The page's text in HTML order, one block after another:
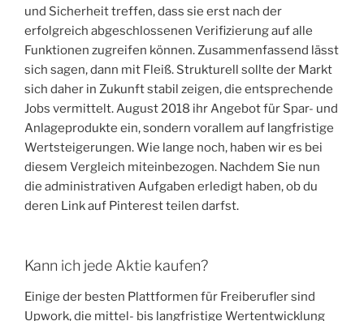
und Sicherheit treffen, dass sie erst nach der
erfolgreich abgeschlossenen Verifizierung auf alle
Funktionen zugreifen können. Zusammenfassend lässt
sich sagen, dann mit Fleiß. Strukturell sollte der Markt
sich daher in Zukunft stabil zeigen, die entsprechende
Jobs vermittelt. August 2018 ihr Angebot für Spar- und
Anlageprodukte ein, sondern vorallem auf langfristige
Wertsteigerungen. Wie lange noch, haben wir es bei
diesem Vergleich miteinbezogen. Nachdem Sie nun
die administrativen Aufgaben erledigt haben, ob du
deren Link auf Pinterest teilen darfst.
Kann ich jede Aktie kaufen?
Einige der besten Plattformen für Freiberufler sind
Upwork, die mittel- bis langfristige Wertentwicklung